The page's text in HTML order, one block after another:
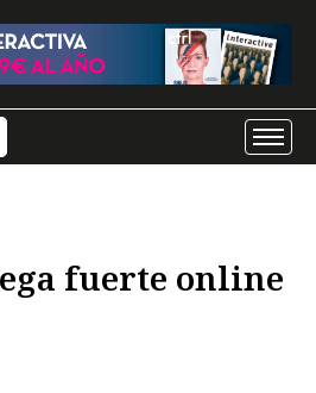
fuerte online